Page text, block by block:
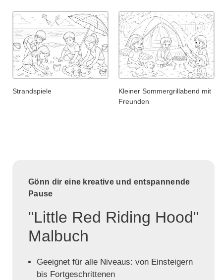
Strandspiele
Kleiner Sommergrillabend mit
Freunden
Gönn dir eine kreative und entspannende
Pause
"Little Red Riding Hood"
Malbuch
Geeignet für alle Niveaus: von Einsteigern
bis Fortgeschrittenen